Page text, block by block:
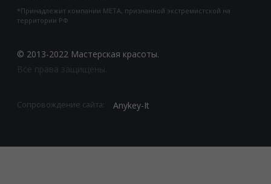
*Принадлежит компании META, признанной экстремистской на
территории РФ
© 2013-2022 Мастерская красоты.
Все права защищены.
Сопровождение сайта: Anykey-It